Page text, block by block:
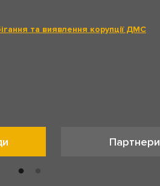
та виявлення корупції ДМС
Партнери